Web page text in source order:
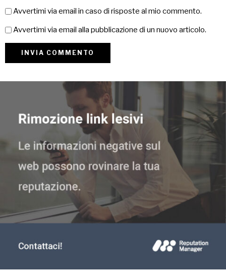
Avvertimi via email in caso di risposte al mio commento.
Avvertimi via email alla pubblicazione di un nuovo articolo.